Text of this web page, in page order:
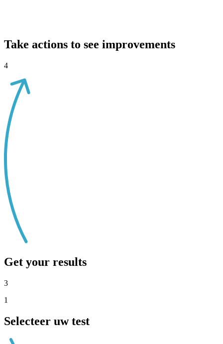
Take actions to see improvements
4
Get your results
3
1
Selecteer uw test